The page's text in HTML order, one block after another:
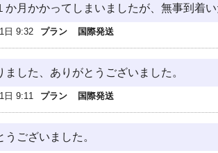
月かかってしまいましたが、無事到着い
日 9:32 プラン 国際発送
した、ありがとうございました。
日 9:11 プラン 国際発送
ございました。